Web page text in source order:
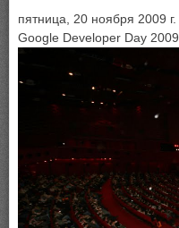
пятница, 20 ноября 2009 г.
Google Developer Day 2009